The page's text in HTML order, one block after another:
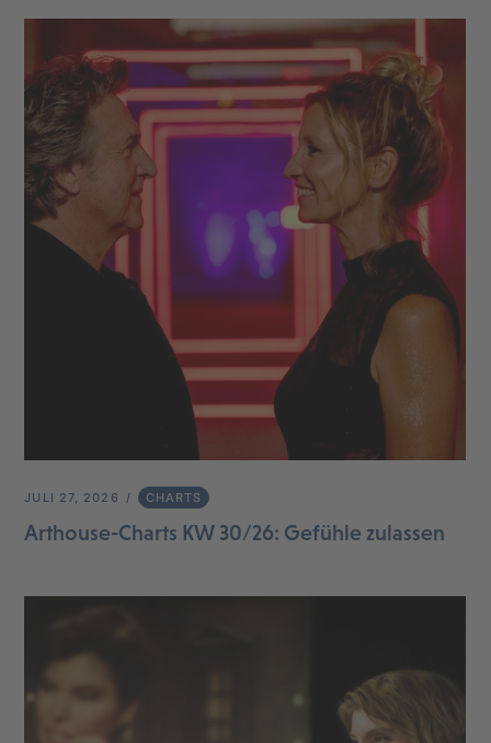
JULI 27, 2026 CHARTS
Arthouse-Charts KW 30/26: Gefühle zulassen